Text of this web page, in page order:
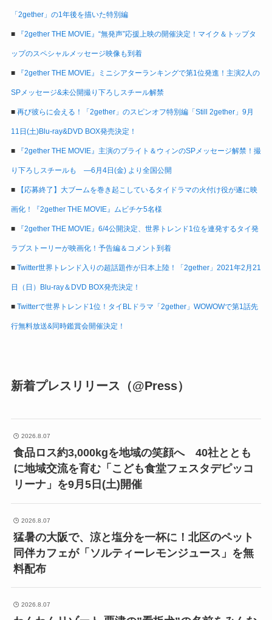
「2gether」の1年後を描いた特別編
■ 『2gether THE MOVIE』“無発声”応援上映の開催決定！マイク＆トップタ
ップのスペシャルメッセージ映像も到着
■ 『2gether THE MOVIE』ミニシアターランキングで第1位発進！主演2人の
SPメッセージ&未公開撮り下ろしスチール解禁
■ 再び彼らに会える！「2gether」のスピンオフ特別編「Still 2gether」9月
11日(土)Blu-ray&DVD BOX発売決定！
■ 『2gether THE MOVIE』主演のブライト＆ウィンのSPメッセージ解禁！撮
り下ろしスチールも ―6月4日(金) より全国公開
■ 【応募終了】大ブームを巻き起こしているタイドラマの火付け役が遂に映
画化！『2gether THE MOVIE』ムビチケ5名様
■ 『2gether THE MOVIE』6/4公開決定、世界トレンド1位を連発するタイ発
ラブストーリーが映画化！予告編＆コメント到着
■ Twitter世界トレンド入りの超話題作が日本上陸！「2gether」2021年2月21
日（日）Blu-ray＆DVD BOX発売決定！
■ Twitterで世界トレンド1位！タイBLドラマ「2gether」WOWOWで第1話先
行無料放送&同時鑑賞会開催決定！
新着プレスリリース（@Press）
2026.8.07
食品ロス約3,000kgを地域の笑顔へ 40社ととも
に地域交流を育む「こども食堂フェスタデピッコ
リーナ」を9月5日(土)開催
2026.8.07
猛暑の大阪で、涼と塩分を一杯に！北区のペット
同伴カフェが「ソルティーレモンジュース」を無
料配布
2026.8.07